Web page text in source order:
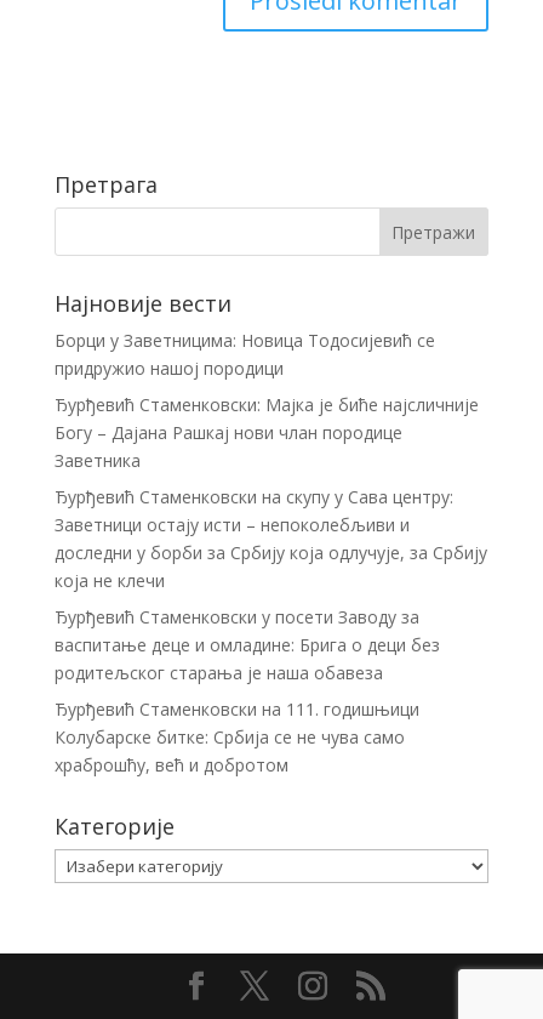
Претрага
Најновије вести
Борци у Заветницима: Новица Тодосијевић се
придружио нашој породици
Ђурђевић Стаменковски: Мајка је биће најсличније
Богу – Дајана Рашкај нови члан породице
Заветника
Ђурђевић Стаменковски на скупу у Сава центру:
Заветници остају исти – непоколебљиви и
доследни у борби за Србију која одлучује, за Србију
која не клечи
Ђурђевић Стаменковски у посети Заводу за
васпитање деце и омладине: Брига о деци без
родитељског старања је наша обавеза
Ђурђевић Стаменковски на 111. годишњици
Колубарске битке: Србија се не чува само
храброшћу, већ и добротом
Категорије
Категорије